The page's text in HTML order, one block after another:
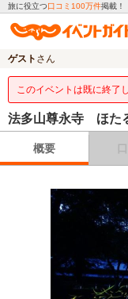
旅に役立つ口コミ100万件掲載！
ゲスト さん
このイベントは既に終了
法多山尊永寺 ほた
概要